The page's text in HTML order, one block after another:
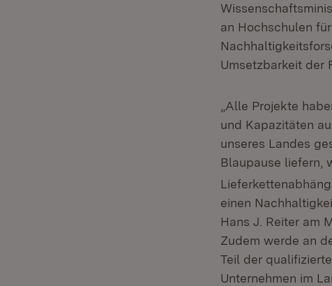
an Hochschulen
Umsetzbarkeit der
„Alle Projekte
und Kapazitäten
unseres Landes
Blaupause liefern,
einen
Hans J. Reiter am
Zudem werde an
Teil der
Unternehmen im